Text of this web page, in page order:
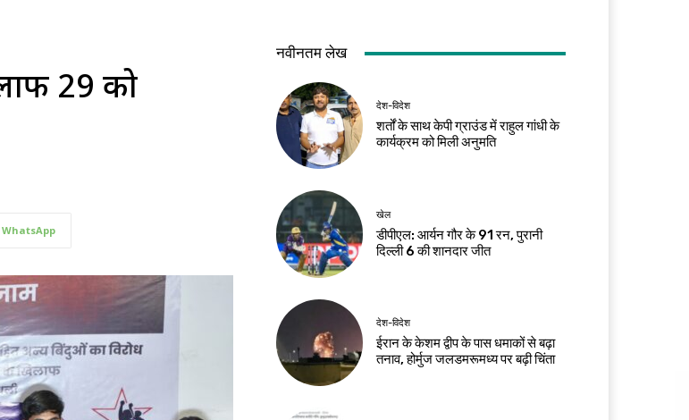
29 को
WhatsApp
नवीनतम लेख
देश-विदेश
शर्तों के साथ केपी ग्राउंड में राहुल गांधी के
कार्यक्रम को मिली अनुमति
खेल
डीपीएल: आर्यन गौर के 91 रन, पुरानी
दिल्ली 6 की शानदार जीत
देश-विदेश
ईरान के केशम द्वीप के पास धमाकों से बढ़ा
तनाव, होर्मुज जलडमरूमध्य पर बढ़ी चिंता